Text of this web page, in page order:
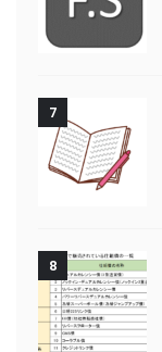
7
8